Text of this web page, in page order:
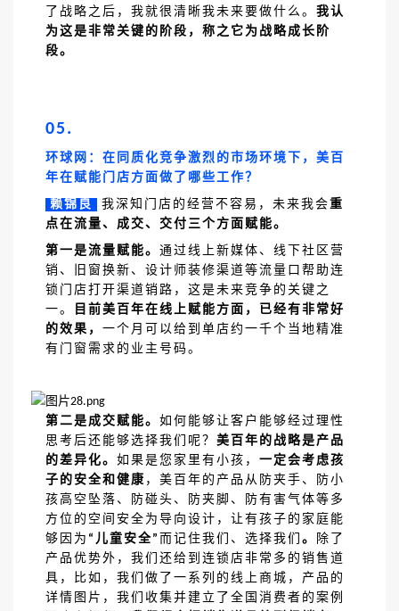
了战略之后，我就很清晰我未来要做什么。 我认
为这是非常关键的阶段，称之它为战略成长阶
段。
05.
环球网：在同质化竞争激烈的市场环境下，美百
年在赋能门店方面做了哪些工作？
赖锦良
我深知门店的经营不容易，未来我会重
点在流量、成交、交付三个方面赋能。
第一是流量赋能。 通过线上新媒体、线下社区营
销、旧窗换新、设计师装修渠道等流量口帮助连
锁门店打开渠道销路，这是未来竞争的关键之
一。
目前美百年在线上赋能方面，已经有非常好
的效果， 一个月可以给到单店约一千个当地精准
有门窗需求的业主号码。
第二是成交赋能。 如何能够让客户能够经过理性
思考后还能够选择我们呢？ 美百年的战略是产品
的差异化。 如果是您家里有小孩， 一定会考虑孩
子的安全和健康 ，美百年的产品从防夹手、防小
孩高空坠落、防碰头、防夹脚、防有害气体等多
方位的空间安全为导向设计，让有孩子的家庭能
够因为 “ 儿童安全” 而记住我们、选择我们 。
除了
产品优势外，我们还给到连锁店非常多的销售道
具，比如，我们做了一系列的线上商城，产品的
详情图片，我们收集并建立了全国消费者的案例